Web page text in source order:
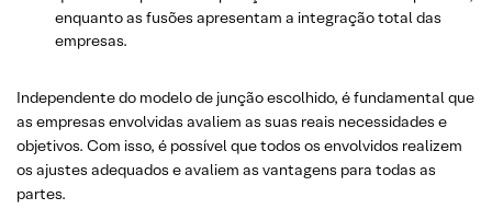
enquanto as fusões apresentam a integração total das
empresas.
Independente do modelo de junção escolhido, é fundamental que
as empresas envolvidas avaliem as suas reais necessidades e
objetivos. Com isso, é possível que todos os envolvidos realizem
os ajustes adequados e avaliem as vantagens para todas as
partes.